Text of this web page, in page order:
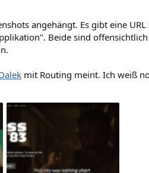
angehängt. Es gibt eine
Beide sind
mit Routing meint. Ich weiß